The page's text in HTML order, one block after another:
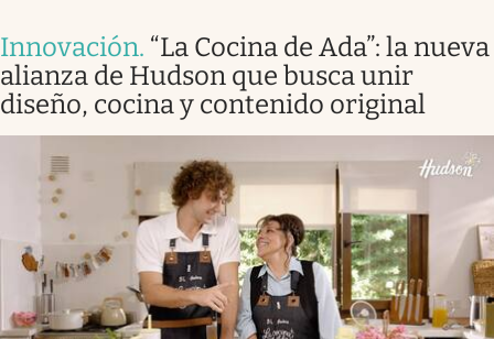
Mediakit
abre en nueva pestaña
Argentina
Innovación. “La Cocina de Ada”: la nueva
alianza de Hudson que busca unir
diseño, cocina y contenido original